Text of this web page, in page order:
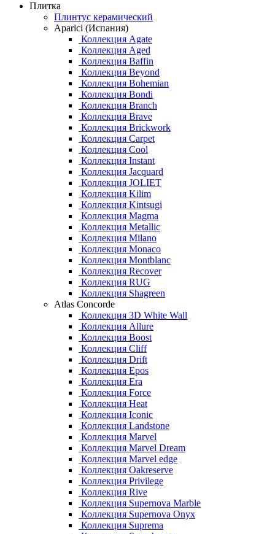
Плитка
Плинтус керамический
Aparici (Испания)
Коллекция Agate
Коллекция Aged
Коллекция Baffin
Коллекция Beyond
Коллекция Bohemian
Коллекция Bondi
Коллекция Branch
Коллекция Brave
Коллекция Brickwork
Коллекция Carpet
Коллекция Cool
Коллекция Instant
Коллекция Jacquard
Коллекция JOLIET
Коллекция Kilim
Коллекция Kintsugi
Коллекция Magma
Коллекция Metallic
Коллекция Milano
Коллекция Monaco
Коллекция Montblanc
Коллекция Recover
Коллекция RUG
Коллекция Shagreen
Atlas Concorde
Коллекция 3D White Wall
Коллекция Allure
Коллекция Boost
Коллекция Cliff
Коллекция Drift
Коллекция Epos
Коллекция Era
Коллекция Force
Коллекция Heat
Коллекция Iconic
Коллекция Landstone
Коллекция Marvel
Коллекция Marvel Dream
Коллекция Marvel edge
Коллекция Oakreserve
Коллекция Privilege
Коллекция Rive
Коллекция Supernova Marble
Коллекция Supernova Onyx
Коллекция Suprema